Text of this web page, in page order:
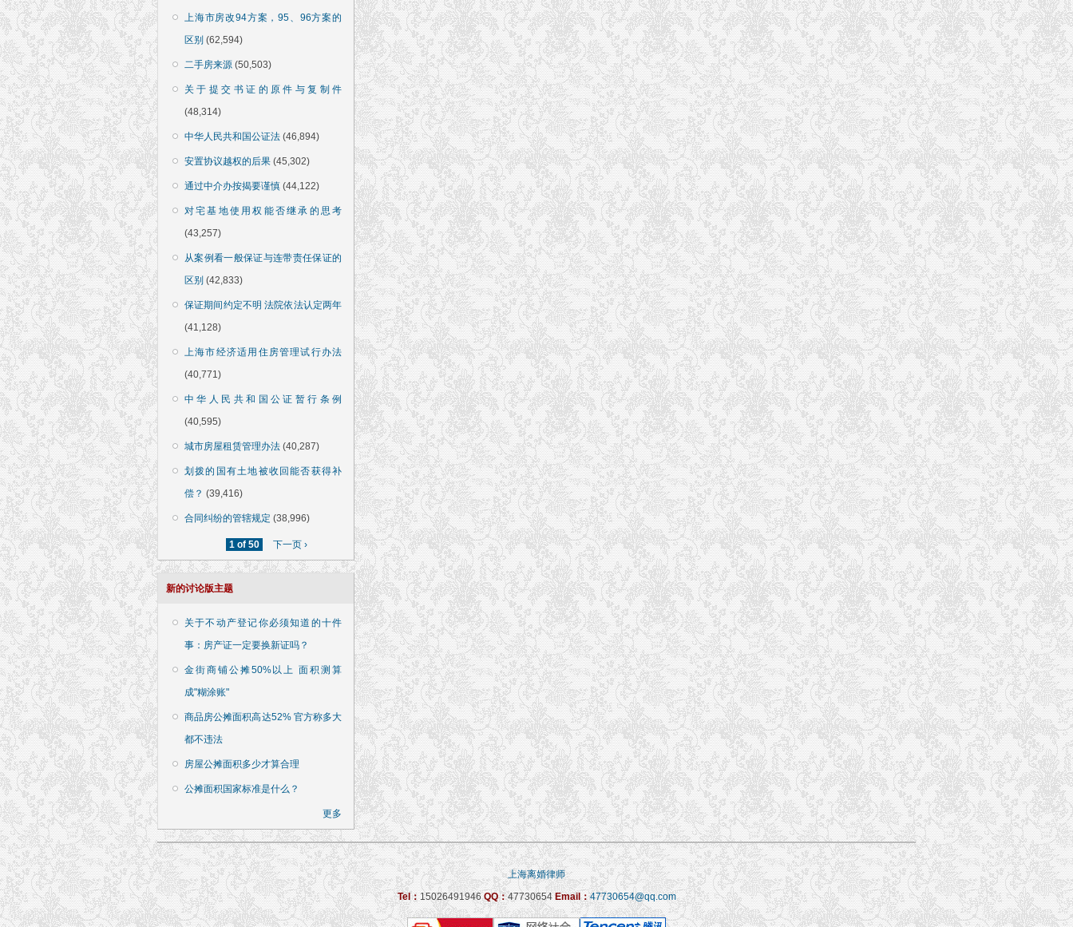
上海市房改94方案，95、96方案的
区别 (62,594)
二手房来源 (50,503)
关于提交书证的原件与复制件
(48,314)
中华人民共和国公证法 (46,894)
安置协议越权的后果 (45,302)
通过中介办按揭要谨慎 (44,122)
对宅基地使用权能否继承的思考
(43,257)
从案例看一般保证与连带责任保证的
区别 (42,833)
保证期间约定不明 法院依法认定两年
(41,128)
上海市经济适用住房管理试行办法
(40,771)
中华人民共和国公证暂行条例
(40,595)
城市房屋租赁管理办法 (40,287)
划拨的国有土地被收回能否获得补
偿？ (39,416)
合同纠纷的管辖规定 (38,996)
1 of 50 下一页 ›
新的讨论版主题
关于不动产登记你必须知道的十件
事：房产证一定要换新证吗？
金街商铺公摊50%以上 面积测算
成"糊涂账"
商品房公摊面积高达52% 官方称多大
都不违法
房屋公摊面积多少才算合理
公摊面积国家标准是什么？
更多
上海离婚律师
Tel：15026491946QQ：47730654Email：47730654@qq.com